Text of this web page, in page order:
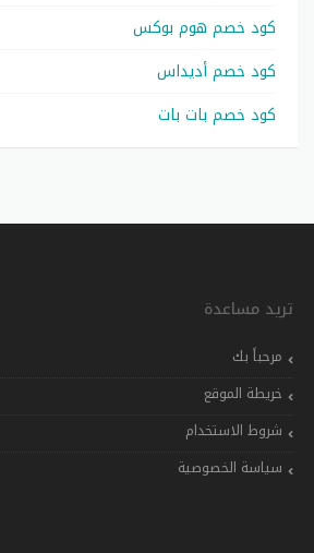
كود خصم هوم بوكس
كود خصم أديداس
كود خصم بات بات
تريد مساعدة
مرحباً بك
خريطة الموقع
شروط الاستخدام
سياسة الخصوصية